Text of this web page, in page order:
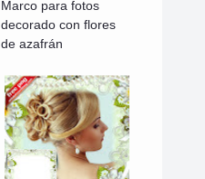
Marco para fotos
decorado con flores
de azafrán